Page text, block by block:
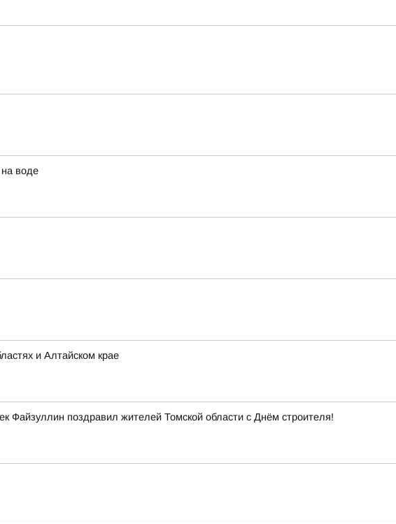
воде
и Алтайском крае
Файзуллин поздравил жителей Томской области с Днём строителя!